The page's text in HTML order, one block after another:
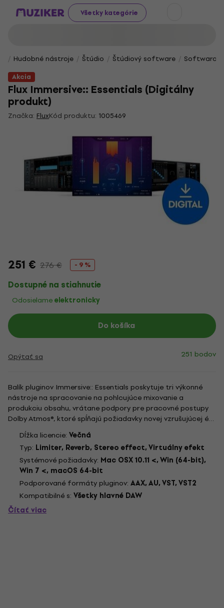
Všetky kategórie
Hudobné nástroje Štúdio Štúdiový software
Akcia
Flux Immersive:: Essentials (Digitálny
produkt)
Značka: FluxKód produktu: 1005469
251 € 276 € - 9 %
Dostupné na stiahnutie
Odosielameelektronicky
Do košíka
Opýtať sa 251 bodov
Balík pluginov Immersive:: Essentials poskytuje tri výkonné
nástroje na spracovanie na pohlcujúce mixovanie a
produkciu obsahu, vrátane podpory pre pracovné postupy
Dolby Atmos®, ktoré spĺňajú požiadavky novej vzrušujúcej éry
v produkcii zvuku – The Immersive Audio Revolution. • Elixír •
Ircam Verb V3 • Ircam Hear V3 INFO:...
Dĺžka licencie: Večná
Typ: Limiter, Reverb, Stereo effect, Virtuálny efekt
Systémové požiadavky: Mac OSX 10.11 <, Win (64-bit),
Win 7 <, macOS 64-bit
Podporované formáty pluginov: AAX, AU, VST, VST2
Kompatibilné s: Všetky hlavné DAW
Čítať viac